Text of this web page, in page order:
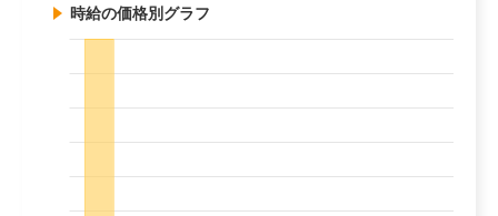
時給の価格別グラフ